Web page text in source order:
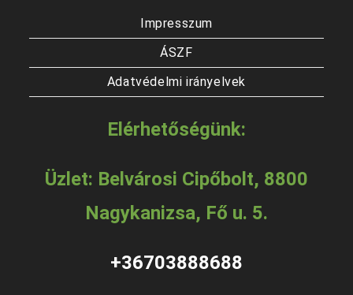
Impresszum
ÁSZF
Adatvédelmi irányelvek
Elérhetőségünk:
Üzlet: Belvárosi Cipőbolt, 8800
Nagykanizsa, Fő u. 5.
+36703888688